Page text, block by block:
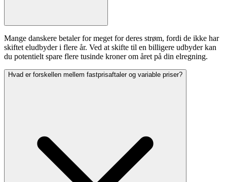
Mange danskere betaler for meget for deres strøm, fordi de ikke har
skiftet eludbyder i flere år. Ved at skifte til en billigere udbyder kan
du potentielt spare flere tusinde kroner om året på din elregning.
Hvad er forskellen mellem fastprisaftaler og variable priser?